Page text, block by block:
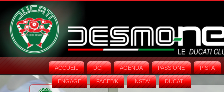
ACCUEIL DCF AGENDA PASSIONE PISTA
ENGAGE FACEB'K INSTA‘ DUCATI